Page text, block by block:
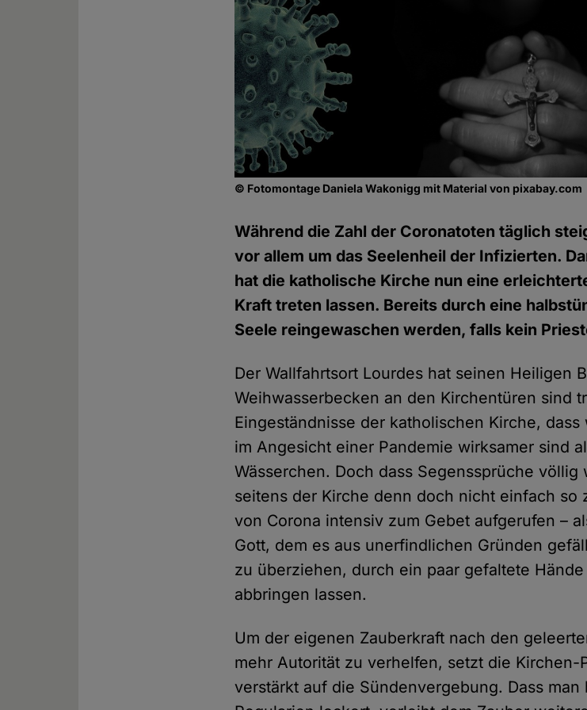
© Fotomontage Daniela Wakonigg mit Material von pixabay.com
Während die Zahl der Coronatoten täglich
vor allem um das Seelenheil der Infizierten.
hat die katholische Kirche nun eine
Kraft treten lassen. Bereits durch eine
Seele reingewaschen werden, falls kein
Der Wallfahrtsort Lourdes hat seinen Heiligen
Weihwasserbecken an den Kirchentüren sind
Eingeständnisse der katholischen Kirche,
im Angesicht einer Pandemie wirksamer sind
Wässerchen. Doch dass Segenssprüche völlig
seitens der Kirche denn doch nicht einfach so
von Corona intensiv zum Gebet aufgerufen –
Gott, dem es aus unerfindlichen Gründen
zu überziehen, durch ein paar gefaltete
abbringen lassen.
Um der eigenen Zauberkraft nach den
mehr Autorität zu verhelfen, setzt die Kirchen-
verstärkt auf die Sündenvergebung. Dass